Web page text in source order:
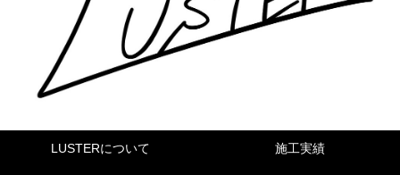
LUSTERについて 施工実績